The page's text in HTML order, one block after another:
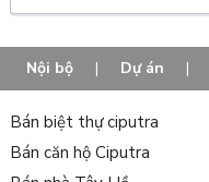
Nội bộ | Dự án |
Bán biệt thự ciputra
Bán căn hộ Ciputra